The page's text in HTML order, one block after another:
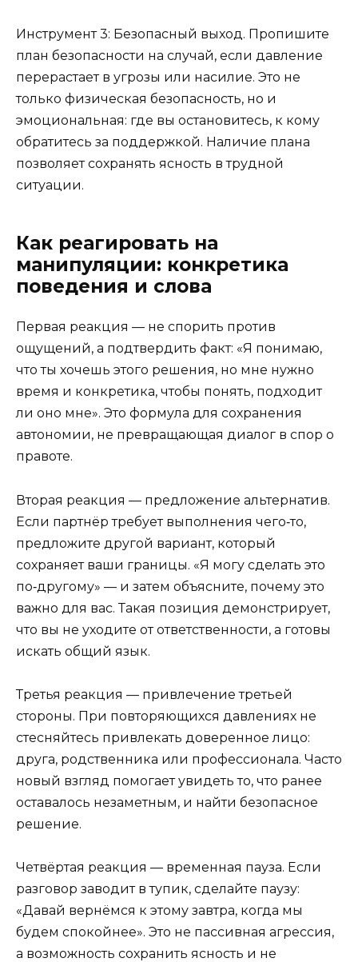
Инструмент 3: Безопасный выход. Пропишите
план безопасности на случай, если давление
перерастает в угрозы или насилие. Это не
только физическая безопасность, но и
эмоциональная: где вы остановитесь, к кому
обратитесь за поддержкой. Наличие плана
позволяет сохранять ясность в трудной
ситуации.
Как реагировать на
манипуляции: конкретика
поведения и слова
Первая реакция — не спорить против
ощущений, а подтвердить факт: «Я понимаю,
что ты хочешь этого решения, но мне нужно
время и конкретика, чтобы понять, подходит
ли оно мне». Это формула для сохранения
автономии, не превращающая диалог в спор о
правоте.
Вторая реакция — предложение альтернатив.
Если партнёр требует выполнения чего‑то,
предложите другой вариант, который
сохраняет ваши границы. «Я могу сделать это
по‑другому» — и затем объясните, почему это
важно для вас. Такая позиция демонстрирует,
что вы не уходите от ответственности, а готовы
искать общий язык.
Третья реакция — привлечение третьей
стороны. При повторяющихся давлениях не
стесняйтесь привлекать доверенное лицо:
друга, родственника или профессионала. Часто
новый взгляд помогает увидеть то, что ранее
оставалось незаметным, и найти безопасное
решение.
Четвёртая реакция — временная пауза. Если
разговор заводит в тупик, сделайте паузу:
«Давай вернёмся к этому завтра, когда мы
будем спокойнее». Это не пассивная агрессия,
а возможность сохранить ясность и не